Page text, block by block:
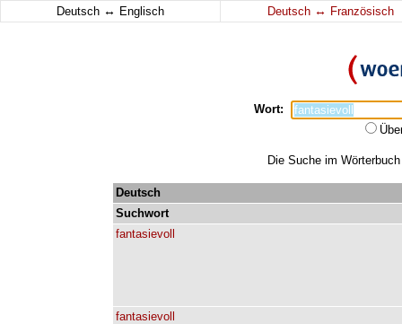
Deutsch ↔ Englisch Deutsch ↔ Französisch
Wort:
Die Suche im
Deutsch
Suchwort
fantasievoll
fantasievoll